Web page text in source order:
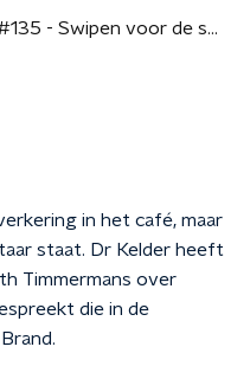
#135 - Swipen voor de seks?
in het café, maar
staat. Dr Kelder heeft
Timmermans over
die in de